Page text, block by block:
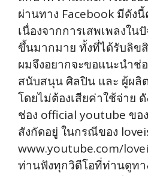
ผ่านทาง Facebook มีดัง
เนื่องจากการเสพเพลงใน
ขึ้นมากมาย ทั้งที่ได้รับลิข
ผมจึงอยากจะขอแนะนำช่
สนับสนุน ศิลปิน และ ผู้ผลิ
โดยไม่ต้องเสียค่าใช้จ่าย
ช่อง official youtube ข
สังกัดอยู่ ในกรณีของ
www.youtube.com/
ท่านฟังทุกวิดีโอที่ท่านดูท